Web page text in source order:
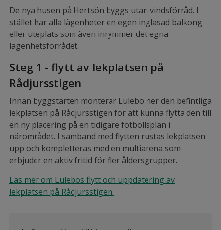
De nya husen på Hertsön byggs utan vindsförråd. I
stället har alla lägenheter en egen inglasad balkong
eller uteplats som även inrymmer det egna
lägenhetsförrådet.
Steg 1 - flytt av lekplatsen på
Rådjursstigen
Innan byggstarten monterar Lulebo ner den befintliga
lekplatsen på Rådjursstigen för att kunna flytta den till
en ny placering på en tidigare fotbollsplan i
närområdet. I samband med flytten rustas lekplatsen
upp och kompletteras med en multiarena som
erbjuder en aktiv fritid för fler åldersgrupper.
Läs mer om Lulebos flytt och uppdatering av
lekplatsen på Rådjursstigen.